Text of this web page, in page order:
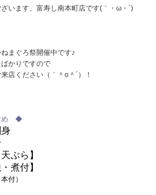
います、富寿し南本町店です(｀・ω・´)
まぐろ祭開催中です♪
かりですので
店ください（｀＾o＾´）！
め ◆
ぷら】
煮付】
付）